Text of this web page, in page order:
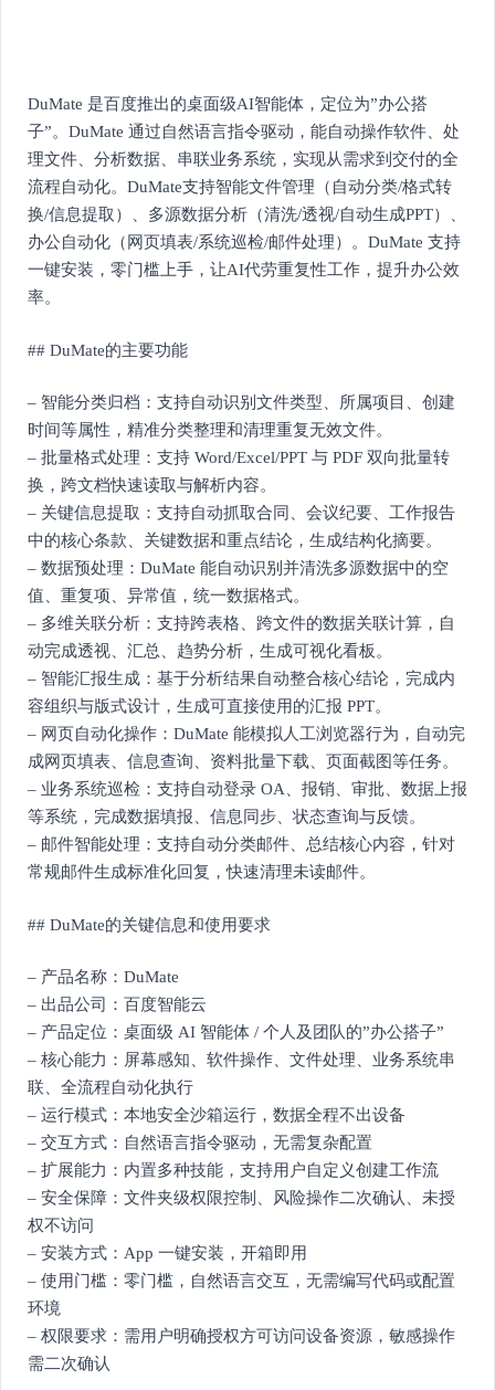
DuMate 是百度推出的桌面级AI智能体，定位为”办公搭
子”。DuMate 通过自然语言指令驱动，能自动操作软件、处
理文件、分析数据、串联业务系统，实现从需求到交付的全
流程自动化。DuMate支持智能文件管理（自动分类/格式转
换/信息提取）、多源数据分析（清洗/透视/自动生成PPT）、
办公自动化（网页填表/系统巡检/邮件处理）。DuMate 支持
一键安装，零门槛上手，让AI代劳重复性工作，提升办公效
率。
## DuMate的主要功能
– 智能分类归档：支持自动识别文件类型、所属项目、创建
时间等属性，精准分类整理和清理重复无效文件。
– 批量格式处理：支持 Word/Excel/PPT 与 PDF 双向批量转
换，跨文档快速读取与解析内容。
– 关键信息提取：支持自动抓取合同、会议纪要、工作报告
中的核心条款、关键数据和重点结论，生成结构化摘要。
– 数据预处理：DuMate 能自动识别并清洗多源数据中的空
值、重复项、异常值，统一数据格式。
– 多维关联分析：支持跨表格、跨文件的数据关联计算，自
动完成透视、汇总、趋势分析，生成可视化看板。
– 智能汇报生成：基于分析结果自动整合核心结论，完成内
容组织与版式设计，生成可直接使用的汇报 PPT。
– 网页自动化操作：DuMate 能模拟人工浏览器行为，自动完
成网页填表、信息查询、资料批量下载、页面截图等任务。
– 业务系统巡检：支持自动登录 OA、报销、审批、数据上报
等系统，完成数据填报、信息同步、状态查询与反馈。
– 邮件智能处理：支持自动分类邮件、总结核心内容，针对
常规邮件生成标准化回复，快速清理未读邮件。
## DuMate的关键信息和使用要求
– 产品名称：DuMate
– 出品公司：百度智能云
– 产品定位：桌面级 AI 智能体 / 个人及团队的”办公搭子”
– 核心能力：屏幕感知、软件操作、文件处理、业务系统串
联、全流程自动化执行
– 运行模式：本地安全沙箱运行，数据全程不出设备
– 交互方式：自然语言指令驱动，无需复杂配置
– 扩展能力：内置多种技能，支持用户自定义创建工作流
– 安全保障：文件夹级权限控制、风险操作二次确认、未授
权不访问
– 安装方式：App 一键安装，开箱即用
– 使用门槛：零门槛，自然语言交互，无需编写代码或配置
环境
– 权限要求：需用户明确授权方可访问设备资源，敏感操作
需二次确认